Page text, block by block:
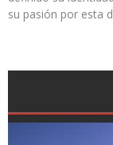
su pasión por esta